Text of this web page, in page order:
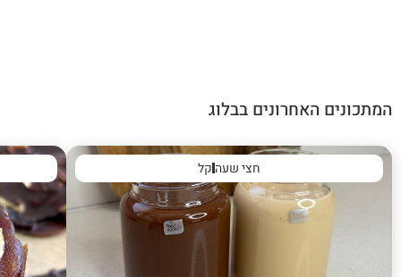
המתכונים האחרונים בבלוג
חצי שעהקל